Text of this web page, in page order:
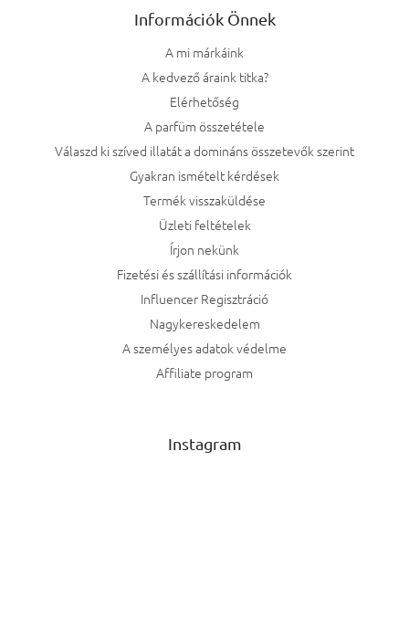
Információk Önnek
A mi márkáink
A kedvező áraink titka?
Elérhetőség
A parfüm összetétele
Válaszd ki szíved illatát a domináns összetevők szerint
Gyakran ismételt kérdések
Termék visszaküldése
Üzleti feltételek
Írjon nekünk
Fizetési és szállítási információk
Influencer Regisztráció
Nagykereskedelem
A személyes adatok védelme
Affiliate program
Instagram